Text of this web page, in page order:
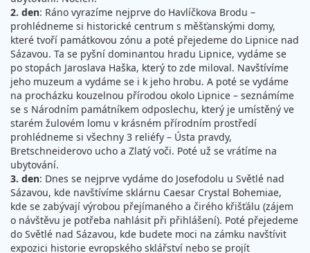
2. den: Ráno vyrazíme nejprve do Havlíčkova Brodu –
prohlédneme si historické centrum s měšťanskými domy,
které tvoří památkovou zónu a poté přejedeme do Lipnice nad
Sázavou. Ta se pyšní dominantou hradu Lipnice, vydáme se
po stopách Jaroslava Haška, který to zde miloval. Navštívíme
jeho muzeum a vydáme se i k jeho hrobu. A poté se vydáme
na procházku kouzelnou přírodou okolo Lipnice – seznámíme
se s Národním památníkem odposlechu, který je umístěný ve
starém žulovém lomu v krásném přírodním prostředí
prohlédneme si všechny 3 reliéfy – Ústa pravdy,
Bretschneiderovo ucho a Zlatý voči. Poté už se vrátíme na
ubytování.
3. den: Dnes se nejprve vydáme do Josefodolu u Světlé nad
Sázavou, kde navštívíme sklárnu Caesar Crystal Bohemiae,
kde se zabývají výrobou přejímaného a čirého křišťálu (zájem
o návštěvu je potřeba nahlásit při přihlášení). Poté přejedeme
do Světlé nad Sázavou, kde budete moci na zámku navštívit
expozici historie evropského sklářství nebo se projít